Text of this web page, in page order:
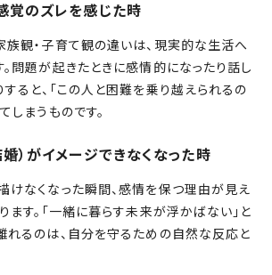
覚のズレを感じた時
観・子育て観の違いは、現実的な生活へ
問題が起きたときに感情的になったり話し
ると、「この人と困難を乗り越えられるの
しまうものです。
）がイメージできなくなった時
けなくなった瞬間、感情を保つ理由が見え
ます。「一緒に暮らす未来が浮かばない」と
れるのは、自分を守るための自然な反応と